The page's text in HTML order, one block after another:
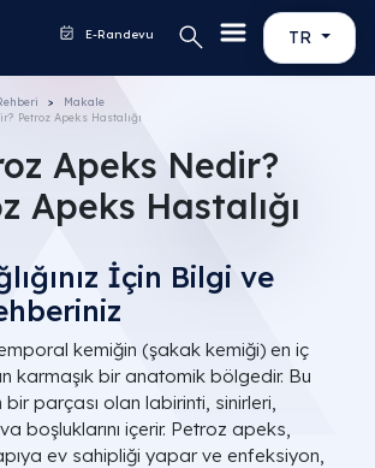
TR
E-Randevu
Makale
Petroz Apeks Hastalığı
Apeks Nedir?
Apeks Hastalığı
İçin Bilgi ve
kemiğin (şakak kemiği) en iç
karmaşık bir anatomik bölgedir. Bu
bir parçası olan labirinti, sinirleri,
boşluklarını içerir. Petroz apeks,
ev sahipliği yapar ve enfeksiyon,